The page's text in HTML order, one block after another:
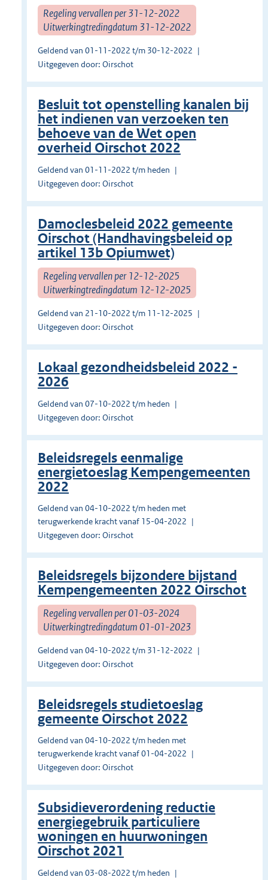
Regeling vervallen per 31-12-2022
Uitwerkingtredingdatum 31-12-2022
Geldend van 01-11-2022 t/m 30-12-2022
Uitgegeven door: Oirschot
Besluit tot openstelling kanalen bij
het indienen van verzoeken ten
behoeve van de Wet open
overheid Oirschot 2022
Geldend van 01-11-2022 t/m heden
Uitgegeven door: Oirschot
Damoclesbeleid 2022 gemeente
Oirschot (Handhavingsbeleid op
artikel 13b Opiumwet)
Regeling vervallen per 12-12-2025
Uitwerkingtredingdatum 12-12-2025
Geldend van 21-10-2022 t/m 11-12-2025
Uitgegeven door: Oirschot
Lokaal gezondheidsbeleid 2022 -
2026
Geldend van 07-10-2022 t/m heden
Uitgegeven door: Oirschot
Beleidsregels eenmalige
energietoeslag Kempengemeenten
2022
Geldend van 04-10-2022 t/m heden met
terugwerkende kracht vanaf 15-04-2022
Uitgegeven door: Oirschot
Beleidsregels bijzondere bijstand
Kempengemeenten 2022 Oirschot
Regeling vervallen per 01-03-2024
Uitwerkingtredingdatum 01-01-2023
Geldend van 04-10-2022 t/m 31-12-2022
Uitgegeven door: Oirschot
Beleidsregels studietoeslag
gemeente Oirschot 2022
Geldend van 04-10-2022 t/m heden met
terugwerkende kracht vanaf 01-04-2022
Uitgegeven door: Oirschot
Subsidieverordening reductie
energiegebruik particuliere
woningen en huurwoningen
Oirschot 2021
Geldend van 03-08-2022 t/m heden